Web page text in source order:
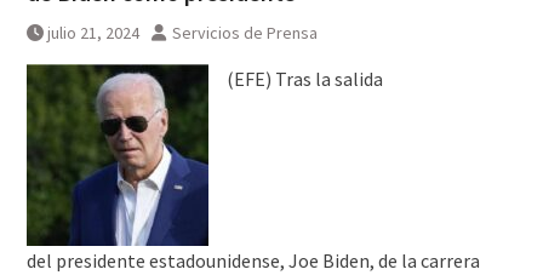
julio 21, 2024 Servicios de Prensa
(EFE) Tras la salida
del presidente estadounidense, Joe Biden, de la carrera